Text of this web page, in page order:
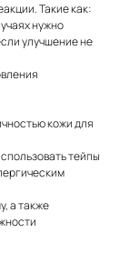
Такие как:
нужно
улучшение не
кожи для
тейпы
а также